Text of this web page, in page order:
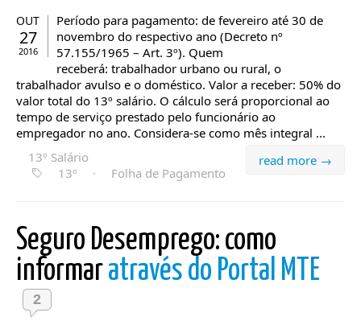
OUT
27
2016
Período para pagamento: de fevereiro até 30 de
novembro do respectivo ano (Decreto nº
57.155/1965 – Art. 3º). Quem
receberá: trabalhador urbano ou rural, o
trabalhador avulso e o doméstico. Valor a receber: 50% do
valor total do 13º salário. O cálculo será proporcional ao
tempo de serviço prestado pelo funcionário ao
empregador no ano. Considera-se como mês integral ...
read more →
13º Salário
13º
· Folha de Pagamento
Seguro Desemprego: como
informaratravés do Portal MTE
2